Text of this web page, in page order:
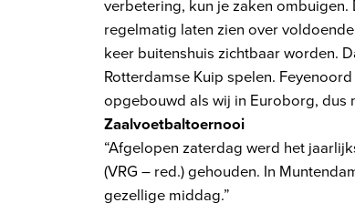
verbetering, kun je zaken
regelmatig laten zien over
keer buitenshuis zichtbaar worden.
Rotterdamse Kuip spelen.
opgebouwd als wij in Euroborg, dus
Zaalvoetbaltoernooi
“Afgelopen zaterdag werd het
(VRG – red.) gehouden. In
gezellige middag.”